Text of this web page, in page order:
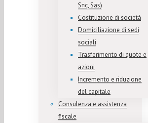
Snc, Sas)
Costituzione di società
Domiciliazione di sedi
sociali
Trasferimento di quote e
azioni
Incremento e riduzione
del capitale
Consulenza e assistenza
fiscale